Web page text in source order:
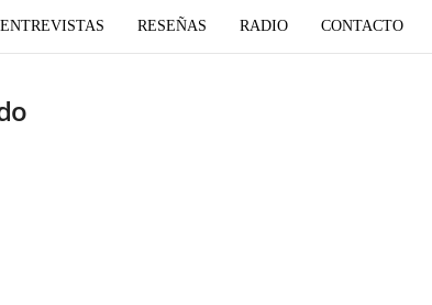
ENTREVISTAS RESEÑAS RADIO CONTACTO